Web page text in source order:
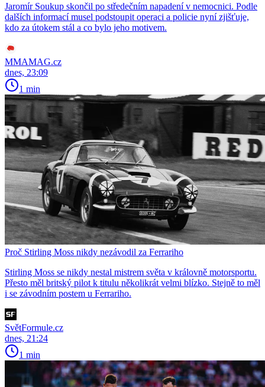
Jaromír Soukup skončil po středečním napadení v nemocnici. Podle
dalších informací musel podstoupit operaci a policie nyní zjišťuje,
kdo za útokem stál a co bylo jeho motivem.
MMAMAG.cz
dnes, 23:09
1 min
Proč Stirling Moss nikdy nezávodil za Ferrariho
Stirling Moss se nikdy nestal mistrem světa v královně motorsportu.
Přesto měl britský pilot k titulu několikrát velmi blízko. Stejně to měl
i se závodním postem u Ferrariho.
SvětFormule.cz
dnes, 21:24
1 min